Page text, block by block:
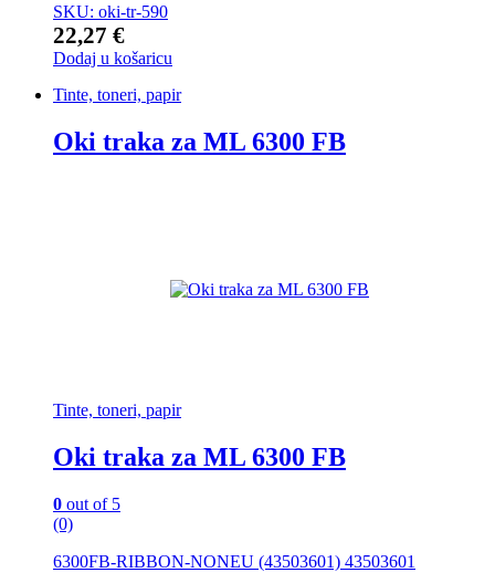
SKU: oki-tr-590
22,27 €
Dodaj u košaricu
Tinte, toneri, papir
Oki traka za ML 6300 FB
Tinte, toneri, papir
Oki traka za ML 6300 FB
0 out of 5
(0)
6300FB-RIBBON-NONEU (43503601) 43503601